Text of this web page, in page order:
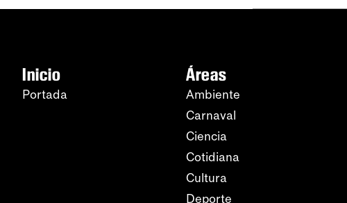
Inicio
Portada
Áreas
Ambiente
Carnaval
Ciencia
Cotidiana
Cultura
Deporte